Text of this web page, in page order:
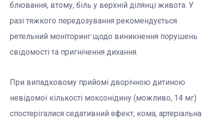
блювання, втому, біль у верхній ділянці живота. У
разі тяжкого передозування рекомендується
ретельний моніторинг щодо виникнення порушень
свідомості та пригнічення дихання.
При випадковому прийомі дворічною дитиною
невідомої кількості моксонідину (можливо, 14 мг)
спостерігалися седативний ефект, кома, артеріальна